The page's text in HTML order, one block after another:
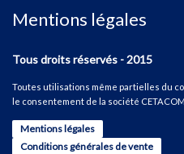
Mentions légales
Tous droits réservés - 2015
Toutes utilisations même partielles du
le consentement de la société CETACOM.
Mentions légales
Conditions générales de vente